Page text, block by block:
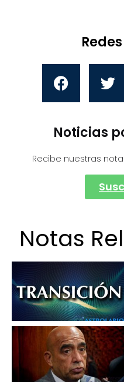
Noticias
Recibe nuestras
Notas